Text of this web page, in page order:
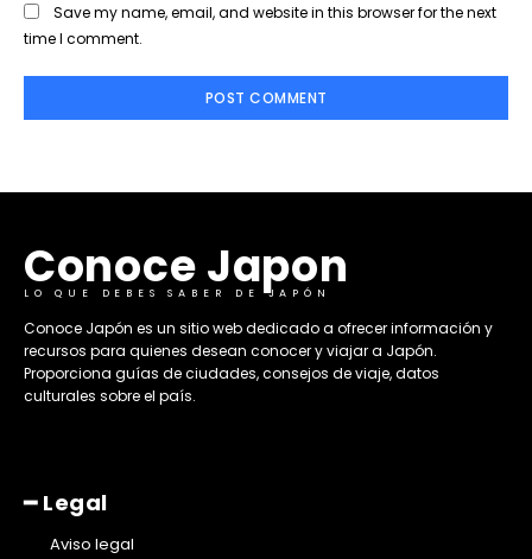
Save my name, email, and website in this browser for the next
time I comment.
Conoce Japon
LO QUE DEBES SABER DE JAPÓN
​Conoce Japón es un sitio web dedicado a ofrecer información y
recursos para quienes desean conocer y viajar a Japón.
Proporciona guías de ciudades, consejos de viaje, datos
culturales sobre el país. ​
━ Legal
Aviso legal